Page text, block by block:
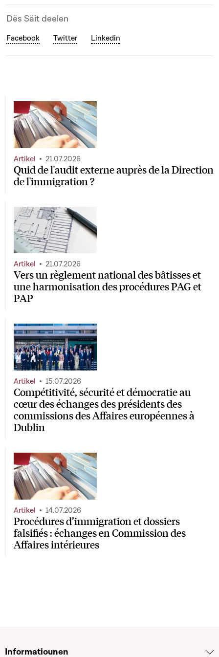
Dës Säit deelen
Facebook Twitter Linkedin
Quid de l'audit externe auprès de la Direction
de l'immigration ?
Artikel 21.07.2026
Vers un règlement national des bâtisses et
une harmonisation des procédures PAG et
PAP
Artikel 21.07.2026
Compétitivité, sécurité et démocratie au
cœur des échanges des présidents des
commissions des Affaires européennes à
Dublin
Artikel 15.07.2026
Procédures d’immigration et dossiers
falsifiés : échanges en Commission des
Affaires intérieures
Artikel 14.07.2026
Informatiounen